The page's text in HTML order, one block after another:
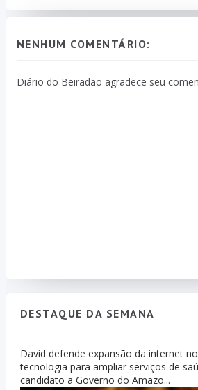
NENHUM COMENTÁRIO:
Diário do Beiradão agradece seu
DESTAQUE DA SEMANA
David defende expansão da internet
tecnologia para ampliar serviços de
candidato a Governo do Amazo...